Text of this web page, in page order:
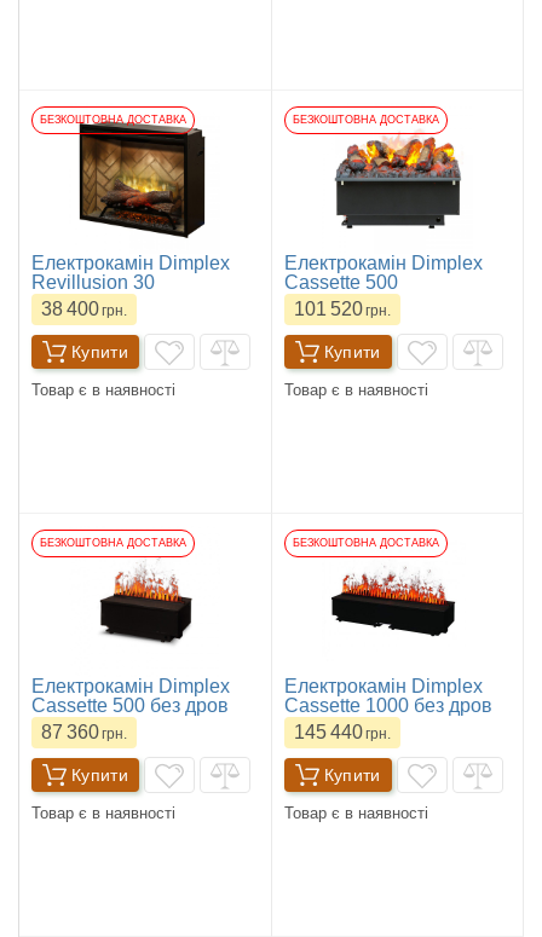
БЕЗКОШТОВНА ДОСТАВКА
Електрокамін Dimplex
Revillusion 30
38 400грн.
Купити
Товар є в наявності
БЕЗКОШТОВНА ДОСТАВКА
Електрокамін Dimplex
Cassette 500
101 520грн.
Купити
Товар є в наявності
БЕЗКОШТОВНА ДОСТАВКА
Електрокамін Dimplex
Cassette 500 без дров
87 360грн.
Купити
Товар є в наявності
БЕЗКОШТОВНА ДОСТАВКА
Електрокамін Dimplex
Cassette 1000 без дров
145 440грн.
Купити
Товар є в наявності